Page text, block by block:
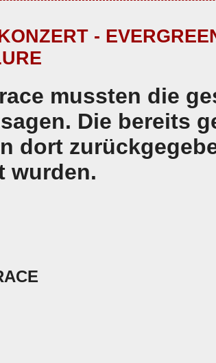
-
mussten die
Die bereits
dort
wurden.